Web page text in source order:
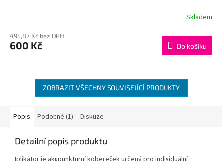
Skladem
495,87 Kč bez DPH
600 Kč Do košíku
ZOBRAZIT VŠECHNY SOUVISEJÍCÍ PRODUKTY
Popis Podobné (1) Diskuze
Detailní popis produktu